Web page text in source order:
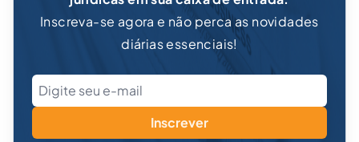
Inscreva-se agora e não perca as novidades
diárias essenciais!
Inscrever